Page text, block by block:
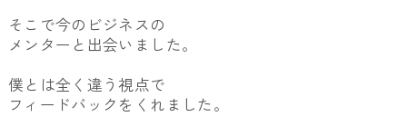
そこで今のビジネスの
メンターと出会いました。
僕とは全く違う視点で
フィードバックをくれました。